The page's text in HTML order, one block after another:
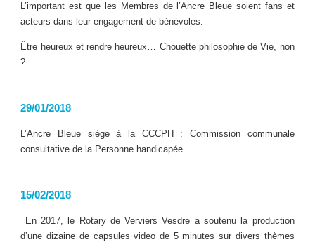
L’important est que les Membres de l’Ancre Bleue soient fans et
acteurs dans leur engagement de bénévoles.
Être heureux et rendre heureux… Chouette philosophie de Vie, non
?
29/01/2018
L’Ancre Bleue siège à la CCCPH : Commission communale
consultative de la Personne handicapée.
15/02/2018
En 2017, le Rotary de Verviers Vesdre a soutenu la production
d’une dizaine de capsules video de 5 minutes sur divers thèmes